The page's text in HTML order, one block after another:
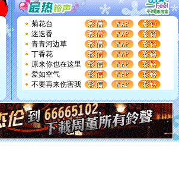
要平安！千万要知足！千万不要忘记我！
[圣诞节]不只这样的日子才会想起你,而是这样的日子才
能正大光明地骚扰你,告诉你,圣诞要快乐!新年要快乐!天
天都要快乐噢!
[圣诞节]奉上一颗祝福的心,在这个特别的日子里,愿幸福,
如意,快乐,鲜花,一切美好的祝愿与你同在.圣诞快乐!
[元旦]
看到你我会触电；看不到你我要充电；没有你我会
断电。爱你是我职业，想你是我事业，抱你是我特长，吻
你是我专业！水晶之恋祝你新年快乐
[元旦]
如果上天让我许三个愿望，一是今生今世和你在一
起；二是再生再世和你在一起；三是三生三世和你不再分
离。水晶之恋祝你新年快乐
[元旦]当我狠下心扭头离去那一刻，你在我身后无助地哭
泣，这痛楚让我明白我多么爱你。我转身抱住你：这猪不
菊花台
迷迭香
青青河边草
丁香花
原来你也在这里
爱如空气
不要再来伤害我